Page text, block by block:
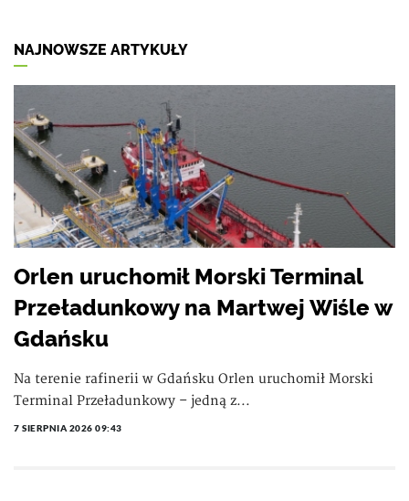
NAJNOWSZE ARTYKUŁY
Orlen uruchomił Morski Terminal
Przeładunkowy na Martwej Wiśle w
Gdańsku
Na terenie rafinerii w Gdańsku Orlen uruchomił Morski
Terminal Przeładunkowy – jedną z...
7 SIERPNIA 2026 09:43